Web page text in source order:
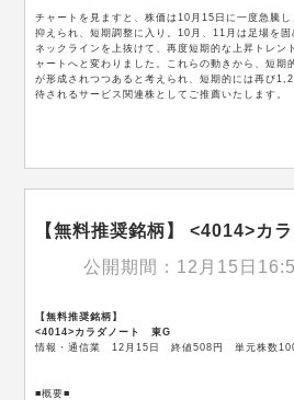
チャートを見ますと、株価は10月15日に一度急騰
抑えられ、短期調整に入り。10月、11月は足場を
ネックラインを上抜けて、再度短期的な上昇トレン
ャートへと変わりました。これらの動きから、短期
が形成されつつあると考えられ、短期的には再び
待されるサービス関連株としてご推薦いたします。
【無料推奨銘柄】 <4014>カ
公開期間：12月15日
【無料推奨銘柄】
<4014>カラダノート 東G
情報・通信業 12月15日 終値508円 単元株数
■概要■